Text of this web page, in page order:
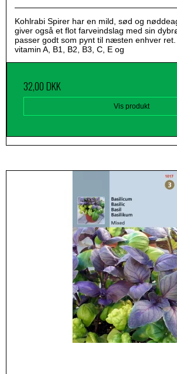
Kohlrabi Spirer har en mild, sød og
giver også et flot farveindslag med sin
passer godt som pynt til næsten enhver
vitamin A, B1, B2, B3, C, E og
32,00 DKK
Vis produkt